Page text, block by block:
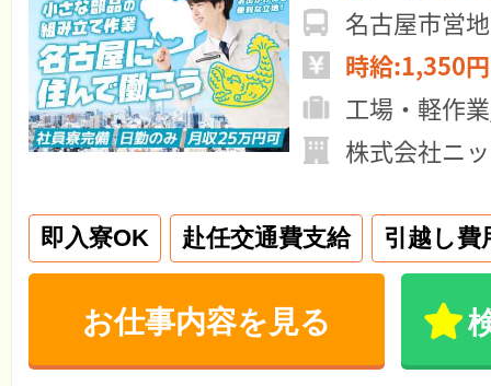
名古屋市営
時給:1,350
工場・軽作
株式会社ニ
即入寮OK 赴任交通費支給 引越し費
お仕事内容を見る